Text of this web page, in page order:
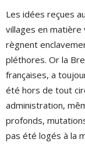
Les idées reçues
villages en matière
règnent
pléthores. Or la
françaises, a
été hors de tout
administration,
profonds,
pas été logés à la